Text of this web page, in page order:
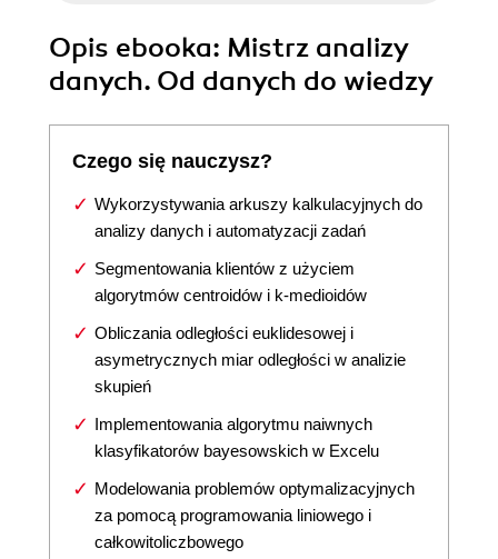
Opis ebooka: Mistrz analizy
danych. Od danych do wiedzy
Czego się nauczysz?
Wykorzystywania arkuszy kalkulacyjnych do
analizy danych i automatyzacji zadań
Segmentowania klientów z użyciem
algorytmów centroidów i k-medioidów
Obliczania odległości euklidesowej i
asymetrycznych miar odległości w analizie
skupień
Implementowania algorytmu naiwnych
klasyfikatorów bayesowskich w Excelu
Modelowania problemów optymalizacyjnych
za pomocą programowania liniowego i
całkowitoliczbowego